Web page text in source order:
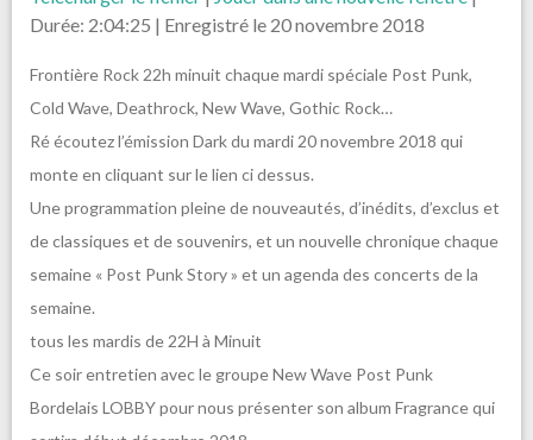
Durée: 2:04:25 | Enregistré le 20 novembre 2018
Frontière Rock 22h minuit chaque mardi spéciale Post Punk,
Cold Wave, Deathrock, New Wave, Gothic Rock…
Ré écoutez l’émission Dark du mardi 20 novembre 2018 qui
monte en cliquant sur le lien ci dessus.
Une programmation pleine de nouveautés, d’inédits, d’exclus et
de classiques et de souvenirs, et un nouvelle chronique chaque
semaine « Post Punk Story » et un agenda des concerts de la
semaine.
tous les mardis de 22H à Minuit
Ce soir entretien avec le groupe New Wave Post Punk
Bordelais LOBBY pour nous présenter son album Fragrance qui